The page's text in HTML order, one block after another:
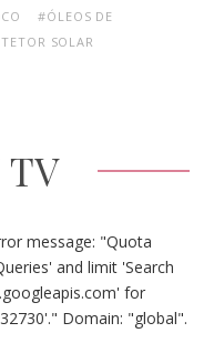
#ÓLEOS DE
SOLAR
TV
message: "Quota
and limit 'Search
for
Domain: "global".